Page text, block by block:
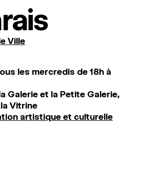
Ville
les mercredis de 18h à
Galerie et la Petite Galerie,
Vitrine
artistique et culturelle